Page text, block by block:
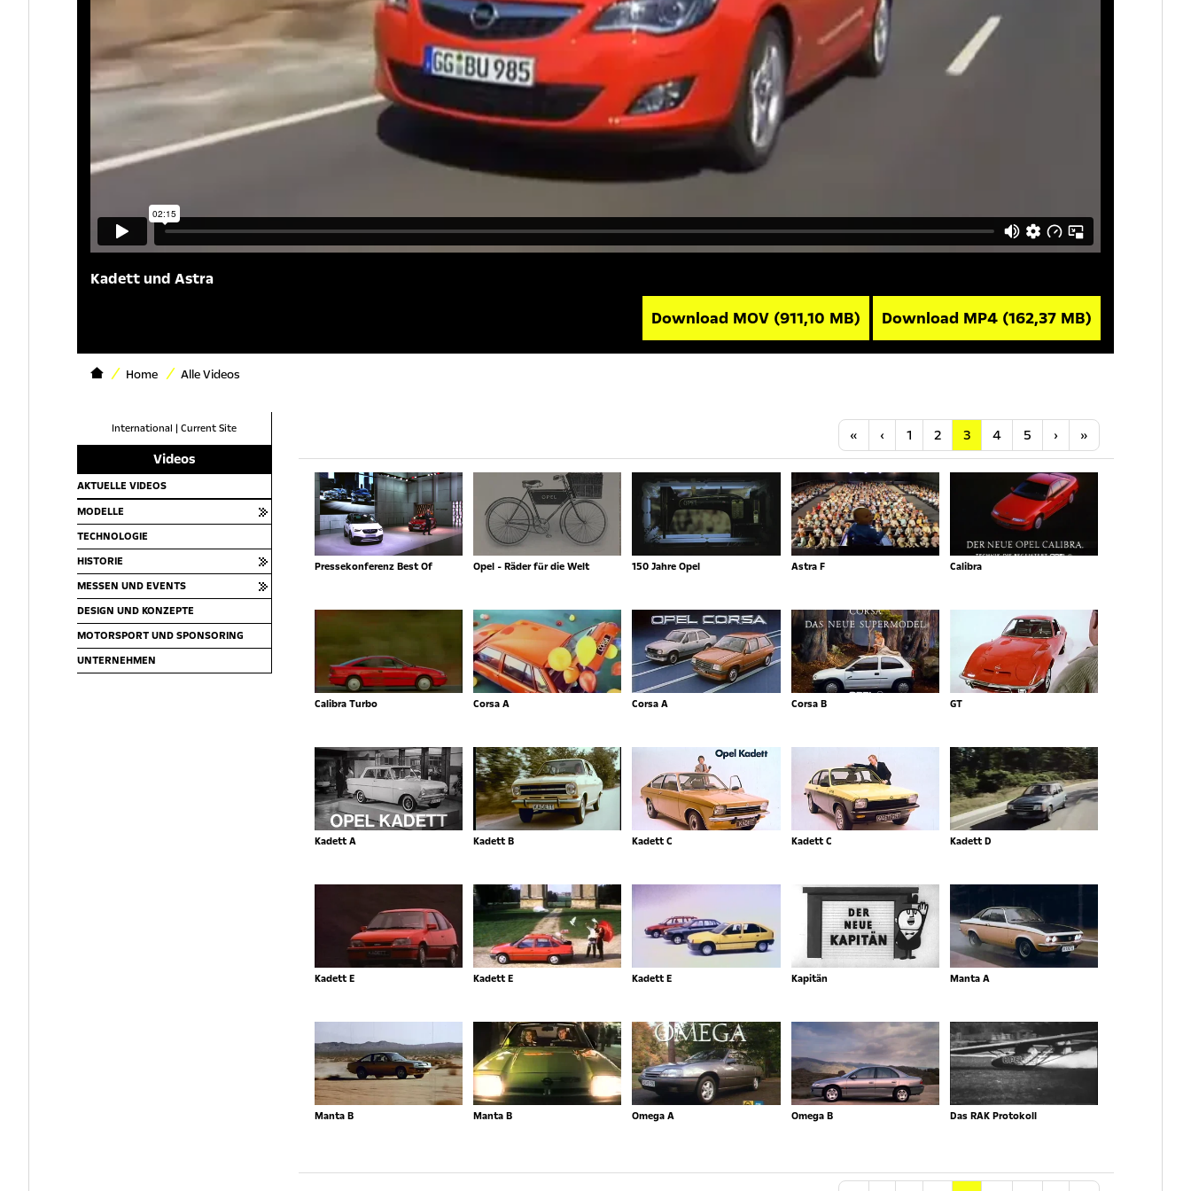
Kadett und Astra
Download MOV (911,10 MB) Download MP4 (162,37 MB)
Home Alle Videos
International | Current Site
Videos
AKTUELLE VIDEOS
MODELLE
TECHNOLOGIE
HISTORIE
MESSEN UND EVENTS
DESIGN UND KONZEPTE
MOTORSPORT UND SPONSORING
UNTERNEHMEN
« Anfang
‹ Vorherige
1 2 3 4 5 ›Nächste
»
Pressekonferenz Best Of Opel - Räder für die Welt 150 Jahre Opel Astra F Calibra
Calibra Turbo Corsa A Corsa A Corsa B GT
Kadett A Kadett B Kadett C Kadett C Kadett D
Kadett E Kadett E Kadett E Kapitän Manta A
Manta B Manta B Omega A Omega B Das RAK Protokoll